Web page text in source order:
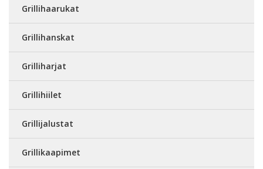
Grillihaarukat
Grillihanskat
Grilliharjat
Grillihiilet
Grillijalustat
Grillikaapimet